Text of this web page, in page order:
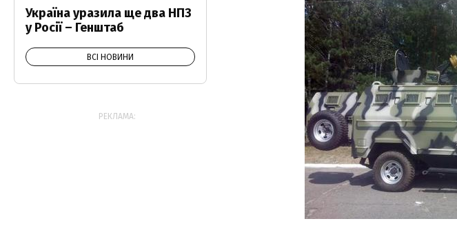
Україна уразила ще два НПЗ
у Росії – Генштаб
ВСІ НОВИНИ
РЕКЛАМА: